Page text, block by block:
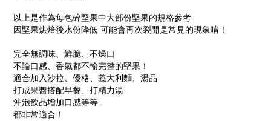
以上是作為每包碎堅果中大部份堅果的規格參考
因堅果烘焙後水份降低 可能會再次裂開是常見的現象唷！
完全無調味、鮮脆、不燥口
不論口感、香氣都不輸完整的堅果！
適合加入沙拉、優格、義大利麵、湯品
打成果醬搭配早餐、打精力湯
沖泡飲品增加口感等等
都非常適合！